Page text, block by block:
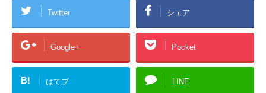
Twitter シェア
Google+ Pocket
B! はてブ LINE